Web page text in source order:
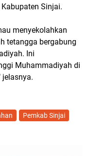
Sinjai.
menyekolahkan
tetangga bergabung
Ini
Muhammadiyah di
jelasnya.
Pemkab Sinjai